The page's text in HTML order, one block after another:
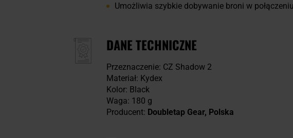
Umożliwia szybkie dobywanie broni w
DANE TECHNICZNE
Przeznaczenie: CZ Shadow 2
Materiał: Kydex
Kolor: Black
Waga: 180 g
Producent: Doubletap Gear, Polska